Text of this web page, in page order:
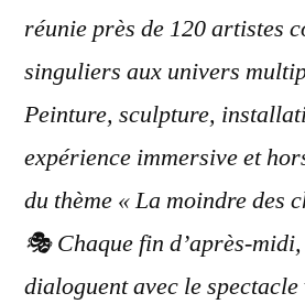
réunie près de 120 artistes
singuliers aux univers
Peinture, sculpture,
expérience immersive et
du thème « La moindre des
🎭 Chaque fin d’après-
dialoguent avec le